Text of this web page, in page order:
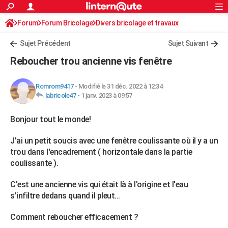
ACTUALITÉS
Politique
Société
Faits Divers
Education
Monde
Villes
+
Retraite
Impôts
Epargne
Immobilier
Risques naturels par ville
Banque
Assurance
Crédit
AUTO
HIGH-TECH
BRICOLAGE
Forum
Aménagement intérieur
Extérieur
Cuisine
Salle de bains
Jardinage
Rangement
WEEK-END
Art de vivre
Bien-être
Loisirs
Mode
Modes de vie
SANTE
Alimentation
Guide de la santé
Maladies
Médicaments
Sommeil
VOYAGE
Rechercher
S'inscrire
Connexion
Forum Forum Bricolage Divers bricolage et travaux
Sujet Précédent Sujet Suivant
Reboucher trou ancienne vis fenêtre
Romrom9417- Modifié le 31 déc. 2022 à 12:34
labricole47- 1 janv. 2023 à 09:57
Bonjour tout le monde!
J'ai un petit soucis avec une fenêtre coulissante où il y a un
trou dans l'encadrement ( horizontale dans la partie
coulissante ).
C'est une ancienne vis qui était là à l'origine et l'eau
s'infiltre dedans quand il pleut...
Comment reboucher efficacement ?